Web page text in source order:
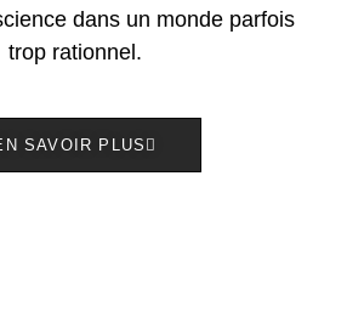
dans un monde parfois
trop rationnel.
SAVOIR PLUS